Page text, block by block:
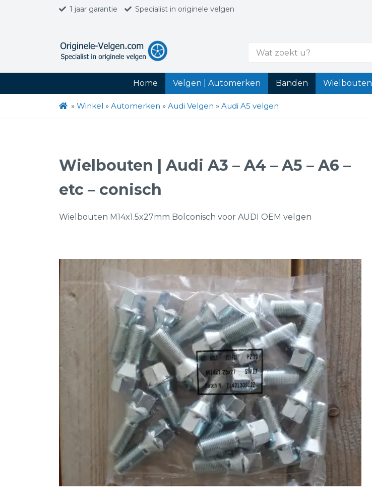
1 jaar garantie Specialist in originele velgen
Zoek
Home Velgen | Automerken Banden Wielbouten
» Winkel » Automerken » Audi Velgen » Audi A5 velgen
Wielbouten | Audi A3 – A4 – A5 – A6 –
etc – conisch
Wielbouten M14x1.5x27mm Bolconisch voor AUDI OEM velgen